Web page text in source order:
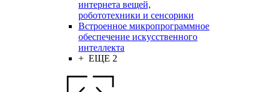
интернета вещей,
робототехники и сенсорики
Встроенное микропрограммное
обеспечение искусственного
интеллекта
+ ЕЩЕ 2